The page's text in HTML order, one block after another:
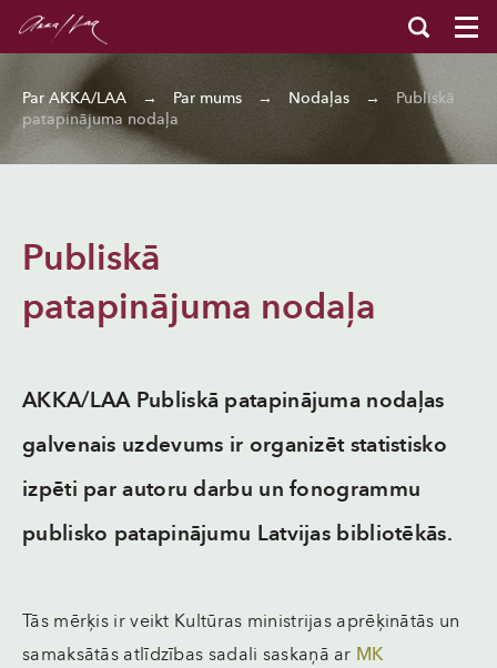
Par AKKA/LAA → Par mums → Nodaļas →
Publiskā
patapinājuma nodaļa
Publiskā
patapinājuma nodaļa
AKKA/LAA Publiskā patapinājuma nodaļas
galvenais uzdevums ir organizēt statistisko
izpēti par autoru darbu un fonogrammu
publisko patapinājumu Latvijas bibliotēkās.
Tās mērķis ir veikt Kultūras ministrijas aprēķinātās un
samaksātās atlīdzības sadali saskaņā ar MK